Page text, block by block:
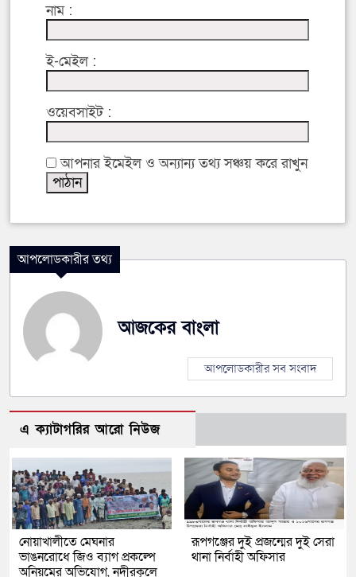
নাম :
ই-মেইল :
ওয়েবসাইট :
আপনার ইমেইল ও অন্যান্য তথ্য সঞ্চয় করে রাখুন
আপলোডকারীর তথ্য
আজকের বাংলা
আপলোডকারীর সব সংবাদ
এ ক্যাটাগরির আরো নিউজ
নোয়াখালীতে মেঘনার
ভাঙনরোধে জিও ব্যাগ প্রকল্পে
অনিয়মের অভিযোগ, নদীরকূলে
রূপগঞ্জের দুই প্রজন্মের দুই সেরা
থানা নির্বাহী অফিসার